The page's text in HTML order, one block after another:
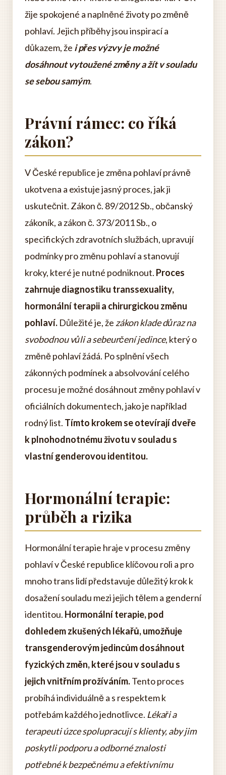
žije spokojené a naplněné životy po změně
pohlaví. Jejich příběhy jsou inspirací a
důkazem, že i přes výzvy je možné
dosáhnout vytoužené změny a žít v souladu
se sebou samým.
Právní rámec: co říká
zákon?
V České republice je změna pohlaví právně
ukotvena a existuje jasný proces, jak ji
uskutečnit. Zákon č. 89/2012 Sb., občanský
zákoník, a zákon č. 373/2011 Sb., o
specifických zdravotních službách, upravují
podmínky pro změnu pohlaví a stanovují
kroky, které je nutné podniknout. Proces
zahrnuje diagnostiku transsexuality,
hormonální terapii a chirurgickou změnu
pohlaví. Důležité je, že zákon klade důraz na
svobodnou vůli a sebeurčení jedince, který o
změně pohlaví žádá. Po splnění všech
zákonných podmínek a absolvování celého
procesu je možné dosáhnout změny pohlaví v
oficiálních dokumentech, jako je například
rodný list. Tímto krokem se otevírají dveře
k plnohodnotnému životu v souladu s
vlastní genderovou identitou.
Hormonální terapie:
průběh a rizika
Hormonální terapie hraje v procesu změny
pohlaví v České republice klíčovou roli a pro
mnoho trans lidí představuje důležitý krok k
dosažení souladu mezi jejich tělem a genderní
identitou. Hormonální terapie, pod
dohledem zkušených lékařů, umožňuje
transgenderovým jedincům dosáhnout
fyzických změn, které jsou v souladu s
jejich vnitřním prožíváním.Tento proces
probíhá individuálně a s respektem k
potřebám každého jednotlivce. Lékaři a
terapeuti úzce spolupracují s klienty, aby jim
poskytli podporu a odborné znalosti
potřebné k bezpečnému a efektivnímu